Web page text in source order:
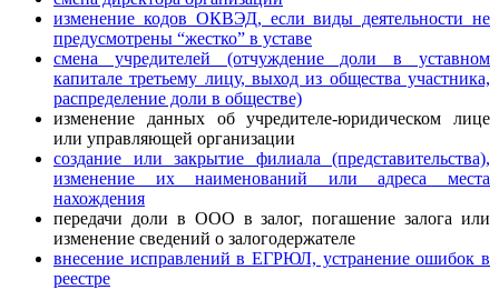
изменение кодов ОКВЭД, если виды деятельности не
предусмотрены “жестко” в уставе
смена учредителей (отчуждение доли в уставном
капитале третьему лицу, выход из общества участника,
распределение доли в обществе)
изменение данных об учредителе-юридическом лице
или управляющей организации
создание или закрытие филиала (представительства),
изменение их наименований или адреса места
нахождения
передачи доли в ООО в залог, погашение залога или
изменение сведений о залогодержателе
внесение исправлений в ЕГРЮЛ, устранение ошибок в
реестре